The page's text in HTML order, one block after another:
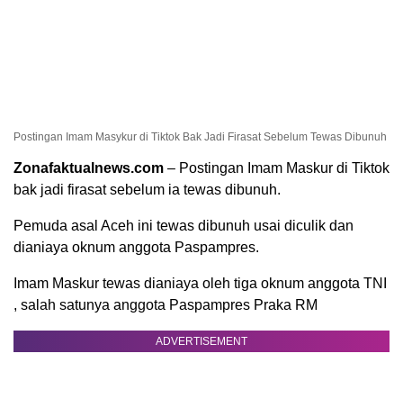
Postingan Imam Masykur di Tiktok Bak Jadi Firasat Sebelum Tewas Dibunuh
Zonafaktualnews.com – Postingan Imam Maskur di Tiktok
bak jadi firasat sebelum ia tewas dibunuh.
Pemuda asal Aceh ini tewas dibunuh usai diculik dan
dianiaya oknum anggota Paspampres.
Imam Maskur tewas dianiaya oleh tiga oknum anggota TNI
, salah satunya anggota Paspampres Praka RM
ADVERTISEMENT